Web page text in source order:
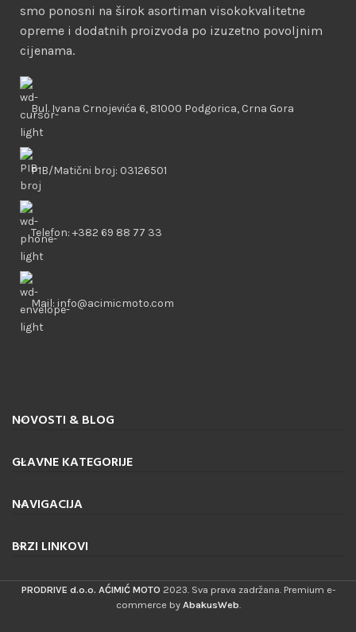
smo ponosni na širok asortiman visokokvalitetne
opreme i dodatnih proizvoda po izuzetno povoljnim
cijenama.
Bul. Ivana Crnojevića 6, 81000 Podgorica, Crna Gora
PIB/Matični broj: 03126501
Telefon: +382 69 88 77 33
Mail: info@acimicmoto.com
NOVOSTI & BLOG
GLAVNE KATEGORIJE
NAVIGACIJA
BRZI LINKOVI
PRODRIVE d.o.o. AĆIMIĆ MOTO 2023. Sva prava zadržana. Premium e-
commerce by AbakusWeb.